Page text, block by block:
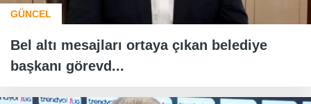
GÜNCEL
Bel altı mesajları ortaya çıkan belediye
başkanı görevd...